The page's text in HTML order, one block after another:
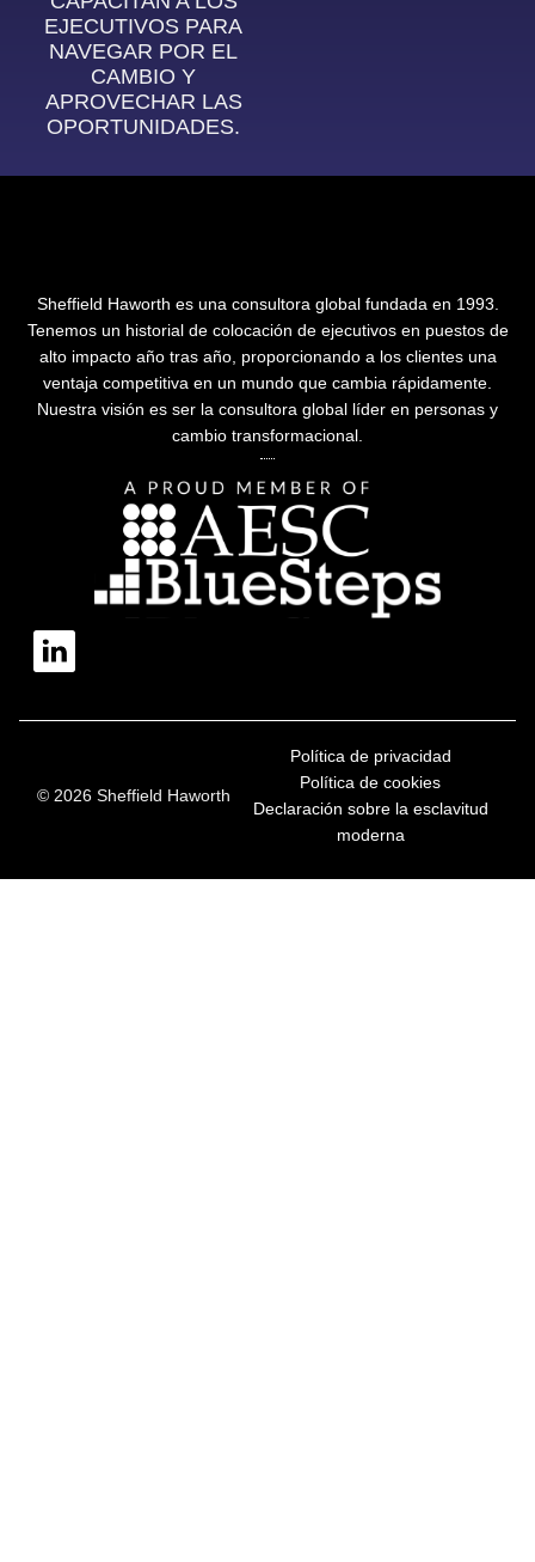
EJECUTIVOS PARA
NAVEGAR POR EL
CAMBIO Y
APROVECHAR LAS
OPORTUNIDADES.
Sheffield Haworth es una consultora global fundada en 1993.
Tenemos un historial de colocación de ejecutivos en puestos de
alto impacto año tras año, proporcionando a los clientes una
ventaja competitiva en un mundo que cambia rápidamente.
Nuestra visión es ser la consultora global líder en personas y
cambio transformacional.
© 2026 Sheffield Haworth
Política de privacidad
Política de cookies
Declaración sobre la esclavitud
moderna